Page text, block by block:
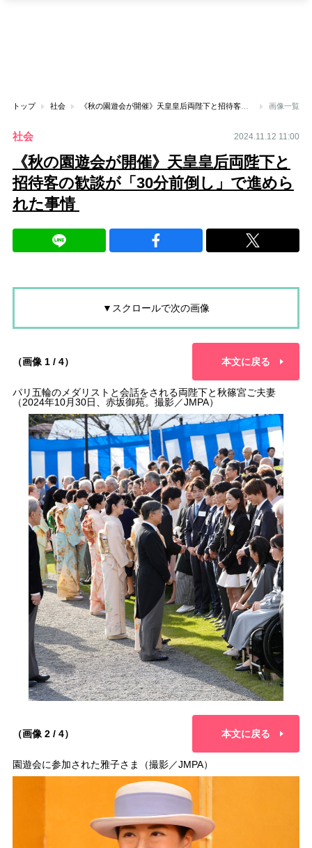
トップ 社会 《秋の園遊会が開催》天皇皇后両陛下と招待客の歓談が「30分前倒し」で進められた事情 画像一覧
社会 2024.11.12 11:00
《秋の園遊会が開催》天皇皇后両陛下と
招待客の歓談が「30分前倒し」で進めら
れた事情
▼スクロールで次の画像
（画像 1 / 4） 本文に戻る
パリ五輪のメダリストと会話をされる両陛下と秋篠宮ご夫妻
（2024年10月30日、赤坂御苑。撮影／JMPA）
（画像 2 / 4） 本文に戻る
園遊会に参加された雅子さま（撮影／JMPA）